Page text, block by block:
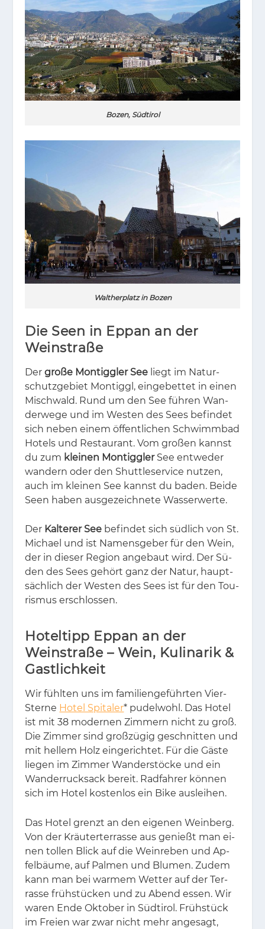
Bozen, Südtirol
Waltherplatz in Bozen
Die Seen in Eppan an der
Weinstraße
Dergroße Montiggler See liegt im Na­tur­
schutz­ge­biet Mon­tiggl, ein­ge­bet­tet in ei­nen
Misch­wald. Rund um den See füh­ren Wan­
der­we­ge und im Wes­ten des Sees be­fin­det
sich ne­ben ei­nem öf­fent­li­chen Schwimm­bad
Ho­tels und Re­stau­rant. Vom gro­ßen kannst
du zum kleinen MontigglerSee ent­we­der
wan­dern oder den Shut­tle­ser­vice nut­zen,
auch im klei­nen See kannst du ba­den. Bei­de
Seen ha­ben aus­ge­zeich­ne­te Was­ser­wer­te.
Der Kalterer See be­fin­det sich süd­lich von St.
Mi­cha­el und ist Na­mens­ge­ber für den Wein,
der in die­ser Re­gi­on an­ge­baut wird. Der Sü­
den des Sees ge­hört ganz der Na­tur, haupt­
säch­lich der Wes­ten des Sees ist für den Tou­
ris­mus er­schlos­sen.
Hoteltipp Eppan an der
Weinstraße – Wein, Kulinarik &
Gastlichkeit
Wir fühl­ten uns im fa­mi­li­en­geführ­ten Vier-
Ster­ne Hotel Spitaler* pu­del­wohl. Das Ho­tel
ist mit 38 mo­der­nen Zim­mern nicht zu groß.
Die Zim­mer sind groß­zü­gig ge­schnit­ten und
mit hel­lem Holz ein­ge­rich­tet. Für die Gäs­te
lie­gen im Zim­mer Wan­der­stö­cke und ein
Wan­der­ruck­sack be­reit. Rad­fah­rer kön­nen
sich im Ho­tel kos­ten­los ein Bike aus­lei­hen.
Das Ho­tel grenzt an den ei­ge­nen Wein­berg.
Von der Kräu­ter­ter­ras­se aus ge­nießt man ei­
nen tol­len Blick auf die Wein­re­ben und Ap­
fel­bäu­me, auf Pal­men und Blu­men. Zu­dem
kann man bei war­mem Wet­ter auf der Ter­
ras­se früh­stü­cken und zu Abend es­sen. Wir
wa­ren Ende Ok­to­ber in Süd­ti­rol. Früh­stück
im Frei­en war zwar nicht mehr an­ge­sagt,